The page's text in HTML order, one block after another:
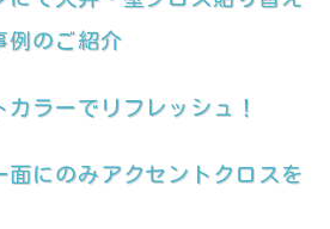
例のご紹介
ラーでリフレッシュ！
面にのみアクセントクロスを